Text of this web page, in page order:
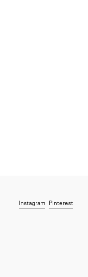
Instagram Pinterest